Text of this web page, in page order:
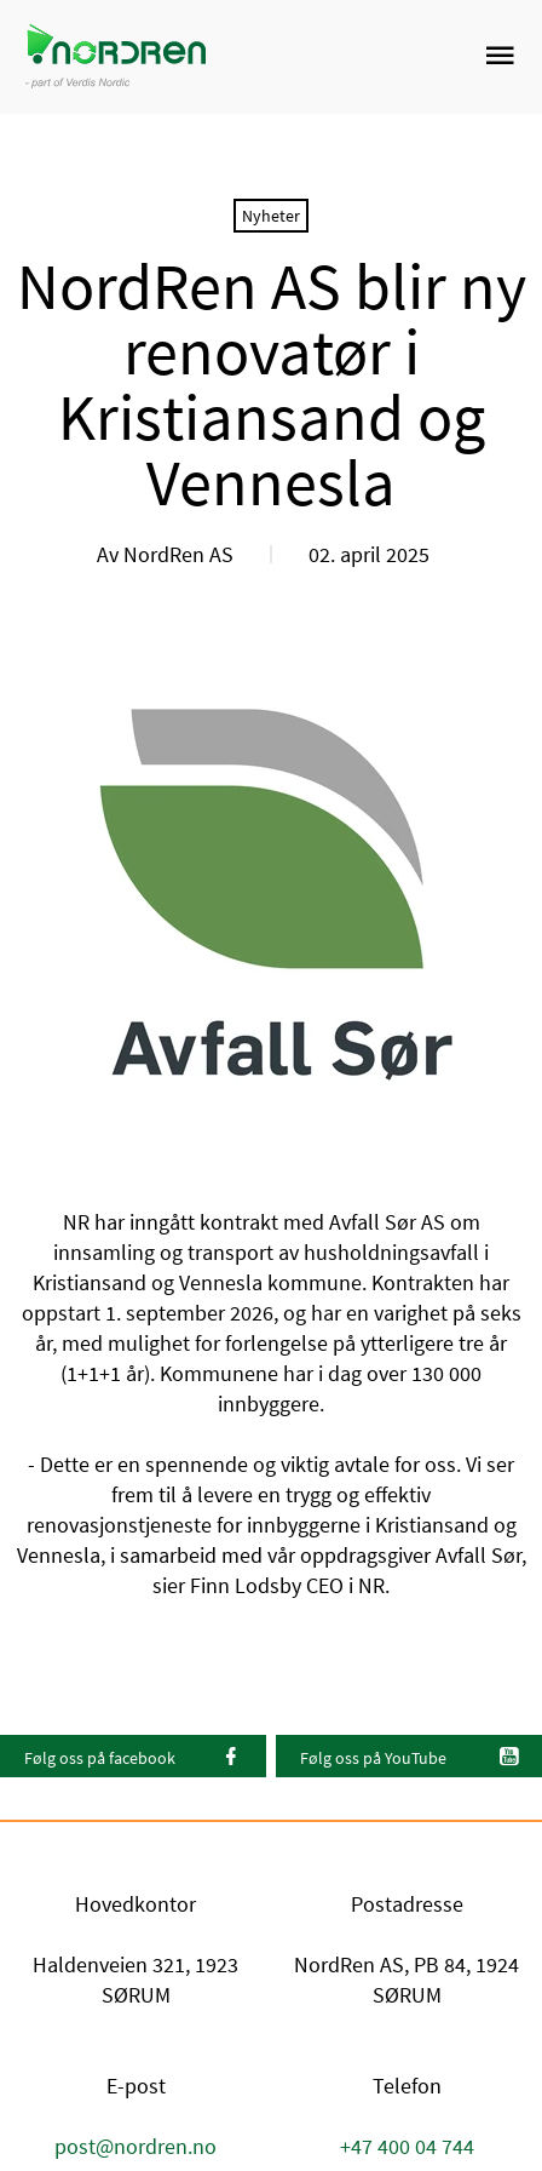
Nyheter
NordRen AS blir ny
renovatør i
Kristiansand og
Vennesla
Av NordRen AS 02. april 2025
NR har inngått kontrakt med Avfall Sør AS om
innsamling og transport av husholdningsavfall i
Kristiansand og Vennesla kommune. Kontrakten har
oppstart 1. september 2026, og har en varighet på seks
år, med mulighet for forlengelse på ytterligere tre år
(1+1+1 år). Kommunene har i dag over 130 000
innbyggere.
- Dette er en spennende og viktig avtale for oss. Vi ser
frem til å levere en trygg og effektiv
renovasjonstjeneste for innbyggerne i Kristiansand og
Vennesla, i samarbeid med vår oppdragsgiver Avfall Sør,
sier Finn Lodsby CEO i NR.
Følg oss på facebook Følg oss på YouTube
Hovedkontor
Haldenveien 321, 1923
SØRUM
Postadresse
NordRen AS, PB 84, 1924
SØRUM
E-post
post@nordren.no
Telefon
+47 400 04 744